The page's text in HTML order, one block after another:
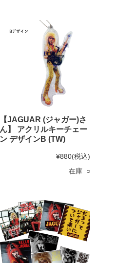
【JAGUAR (ジャガー)さ
ん】 アクリルキーチェー
ン デザインB (TW)
¥880(税込)
在庫 ○